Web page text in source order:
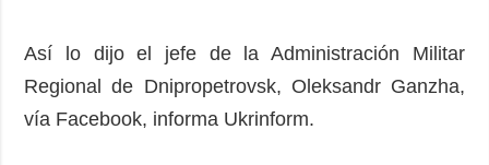
Así lo dijo el jefe de la Administración Militar
Regional de Dnipropetrovsk, Oleksandr Ganzha,
vía Facebook, informa Ukrinform.